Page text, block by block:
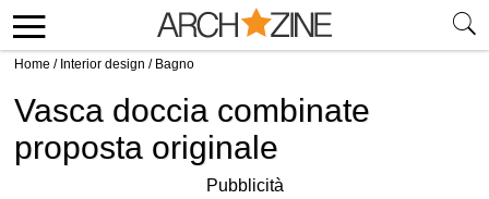
Home / Interior design / Bagno
Vasca doccia combinate
proposta originale
Pubblicità